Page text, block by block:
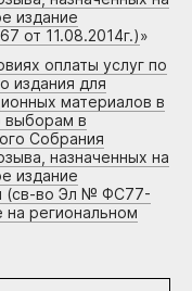
издание
от 11.08.2014г.)»
оплаты услуг по
издания для
материалов в
выборам в
Собрания
назначенных на
издание
(св-во Эл № ФС77-
региональном